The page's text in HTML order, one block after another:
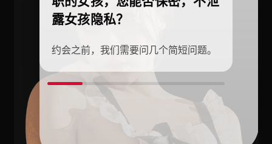
露女孩隐私？
约会之前，我们需要问几个简短问题。